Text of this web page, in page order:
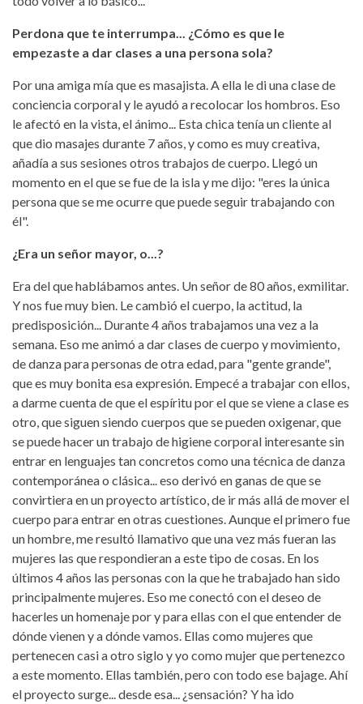
Perdona que te interrumpa... ¿Cómo es que le
empezaste a dar clases a una persona sola?
Por una amiga mía que es masajista. A ella le di una clase de
conciencia corporal y le ayudó a recolocar los hombros. Eso
le afectó en la vista, el ánimo... Esta chica tenía un cliente al
que dio masajes durante 7 años, y como es muy creativa,
añadía a sus sesiones otros trabajos de cuerpo. Llegó un
momento en el que se fue de la isla y me dijo: "eres la única
persona que se me ocurre que puede seguir trabajando con
él".
¿Era un señor mayor, o...?
Era del que hablábamos antes. Un señor de 80 años, exmilitar.
Y nos fue muy bien. Le cambió el cuerpo, la actitud, la
predisposición... Durante 4 años trabajamos una vez a la
semana. Eso me animó a dar clases de cuerpo y movimiento,
de danza para personas de otra edad, para "gente grande",
que es muy bonita esa expresión. Empecé a trabajar con ellos,
a darme cuenta de que el espíritu por el que se viene a clase es
otro, que siguen siendo cuerpos que se pueden oxigenar, que
se puede hacer un trabajo de higiene corporal interesante sin
entrar en lenguajes tan concretos como una técnica de danza
contemporánea o clásica... eso derivó en ganas de que se
convirtiera en un proyecto artístico, de ir más allá de mover el
cuerpo para entrar en otras cuestiones. Aunque el primero fue
un hombre, me resultó llamativo que una vez más fueran las
mujeres las que respondieran a este tipo de cosas. En los
últimos 4 años las personas con la que he trabajado han sido
principalmente mujeres. Eso me conectó con el deseo de
hacerles un homenaje por y para ellas con el que entender de
dónde vienen y a dónde vamos. Ellas como mujeres que
pertenecen casi a otro siglo y yo como mujer que pertenezco
a este momento. Ellas también, pero con todo ese bajage. Ahí
el proyecto surge... desde esa... ¿sensación? Y ha ido